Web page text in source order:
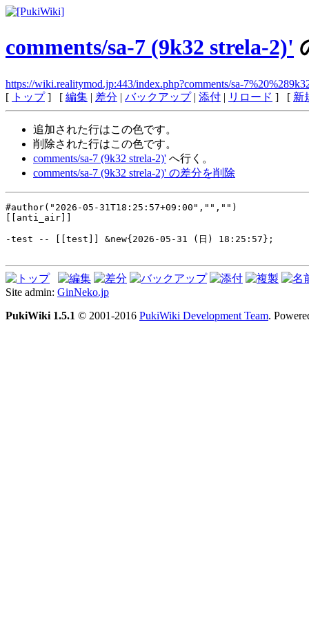
comments/sa-7 (9k32 strela-2)'
https://wiki.realitymod.jp:443/index.php?comments/sa-
[ トップ] [ 編集 | 差分 | バックアップ| 添付 | リロード ] [ 新
追加された行はこの色です。
削除された行はこの色です。
comments/sa-7 (9k32 strela-2)' へ行く。
comments/sa-7 (9k32 strela-2)' の差分を削除
#author("2026-05-31T18:25:57+09:00","","")
[[anti_air]]
-test -- [[test]] &new{2026-05-31 (日) 18:25:57};
Site admin: GinNeko.jp
PukiWiki 1.5.1 © 2001-2016 PukiWiki Development Team.